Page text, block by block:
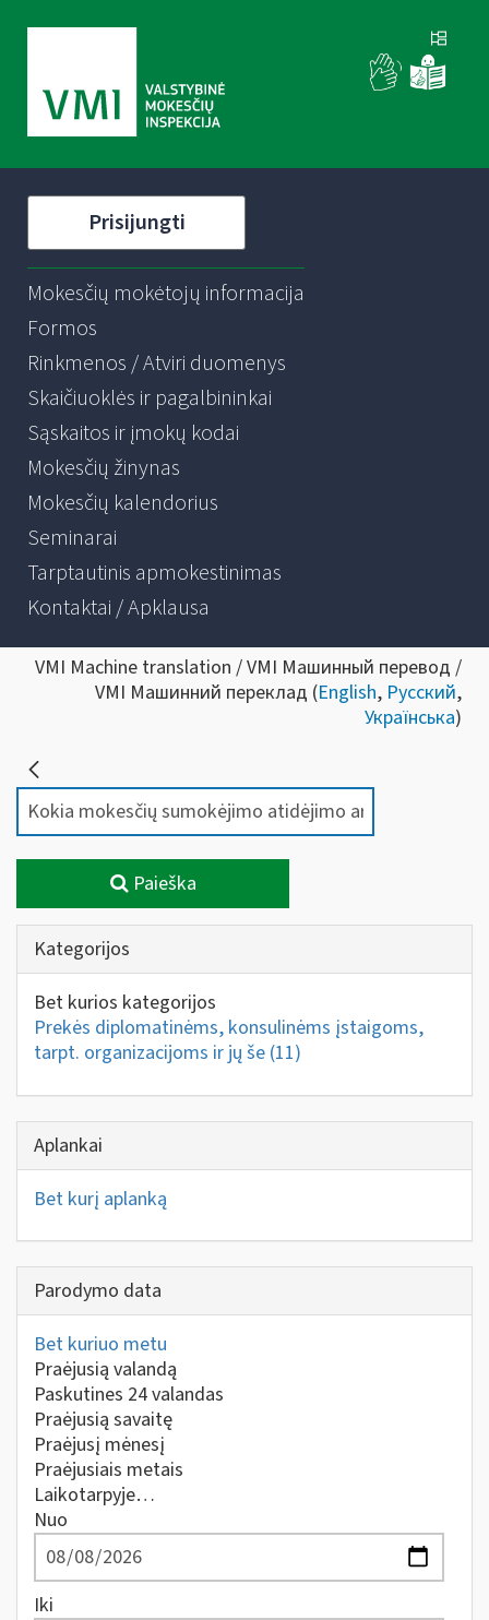
Prisijungti
Mokesčių mokėtojų informacija
Formos
Rinkmenos / Atviri duomenys
Skaičiuoklės ir pagalbininkai
Sąskaitos ir įmokų kodai
Mokesčių žinynas
Mokesčių kalendorius
Seminarai
Tarptautinis apmokestinimas
Kontaktai / Apklausa
VMI Machine translation / VMI Машинный перевод /
VMI Машинний переклад (English, Русский,
Українська)
Paieška
Kategorijos
Bet kurios kategorijos
Prekės diplomatinėms, konsulinėms įstaigoms,
tarpt. organizacijoms ir jų še (11)
Aplankai
Bet kurį aplanką
Parodymo data
Bet kuriuo metu
Praėjusią valandą
Paskutines 24 valandas
Praėjusią savaitę
Praėjusį mėnesį
Praėjusiais metais
Laikotarpyje…
Nuo
Iki